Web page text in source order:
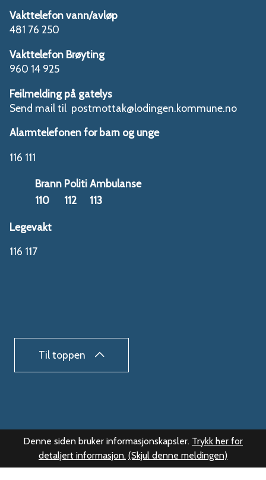
Vakttelefon vann/avløp
481 76 250
Vakttelefon Brøyting
960 14 925
Feilmelding på gatelys
Send mail til postmottak@lodingen.kommune.no
Alarmtelefonen for barn og unge
116 111
Brann PolitiAmbulanse
110
112 113
Legevakt
116 117
Til toppen
Denne siden bruker informasjonskapsler. Trykk her for
detaljert informasjon. (Skjul denne meldingen)